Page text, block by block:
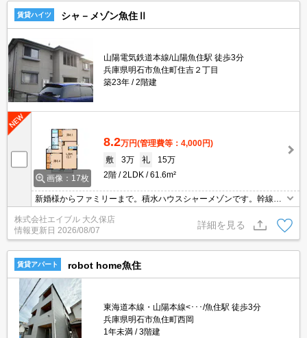
賃貸ハイツ シャ－メゾン魚住Ⅱ
山陽電気鉄道本線/山陽魚住駅 徒歩3分
兵庫県明石市魚住町住吉２丁目
築23年
2階建
画像：17枚
8.2万円(管理費等：4,000円)
敷
3万 礼
15万
2階
2LDK 61.6m²
新婚様からファミリーまで。積水ハウスシャーメゾンです。幹線道
路近くでアクセス良好。2沿線利用可能です。振り分けタイプの使
いやすい間取り。サポートシステム加入要880円/月。連帯保証人
要。
株式会社エイブル 大久保店
情報更新日 2026/08/07
詳細を見る
賃貸アパート robot home魚住
東海道本線・山陽本線<･･･/魚住駅 徒歩3分
兵庫県明石市魚住町西岡
1年未満
3階建